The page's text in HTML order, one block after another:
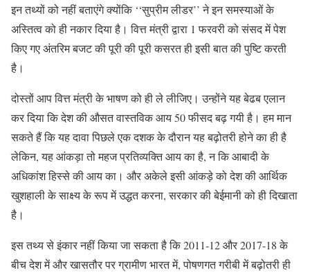
इन तथ्यों को नहीं बताएंगे क्योंकि ‘‘सुप्रीम लीडर’’ ने इन समस्याओं के
अस्तित्व को ही नकार दिया है। वित्त मंत्री द्वारा 1 फरवरी को संसद में पेश
किए गए अंतरिम बजट की पूरी की पूरी कसरत ही इसी बात की पुष्टि करती
है।
दोस्तों आप वित्त मंत्री के भाषण को ही ले लीजिए। उन्होंने यह बेढब एलान
कर दिया कि देश की औसत वास्तविक आय 50 फीसद बढ़ गयी है। हम मान
सकते हैं कि यह दावा पिछले एक दशक के दौरान यह बढ़ोतरी होने का ही है
लेकिन, यह आंकड़ा तो महज प्रतिव्यक्ति आय का है, न कि आबादी के
अधिकांश हिस्से की आय का। और अकेले इसी आंकड़े को देश की आर्थिक
खुशहाली के साक्ष्य के रूप में उद्धत करना, सरकार की बेईमानी को ही दिखाता
है।
इस तथ्य से इंकार नहीं किया जा सकता है कि 2011-12 और 2017-18 के
बीच देश में और खासतौर पर ग्रामीण भारत में, पोषणगत गरीबी में बढ़ोतरी ही